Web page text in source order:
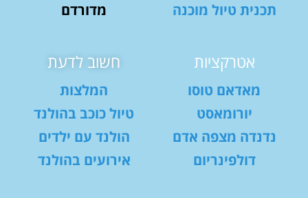
תכנית טיול מוכנה
מדורדם
אטרקציות
מאדאם טוסו
יורומאסט
נדנדה מצפה אדם
דולפינריום
חשוב לדעת
המלצות
טיול כוכב בהולנד
הולנד עם ילדים
אירועים בהולנד